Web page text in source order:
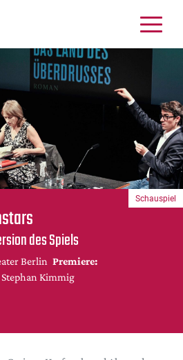
des Spiels
Berlin Premiere:
Stephan Kimmig
Schauspiel